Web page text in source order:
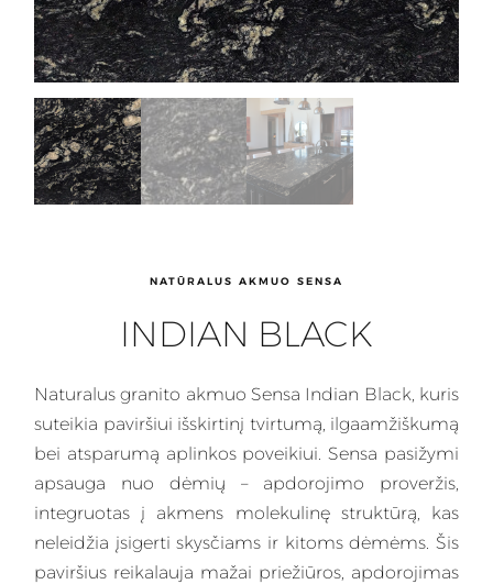
NATŪRALUS AKMUO SENSA
INDIAN BLACK
Naturalus granito akmuo Sensa Indian Black, kuris
suteikia paviršiui išskirtinį tvirtumą, ilgaamžiškumą
bei atsparumą aplinkos poveikiui. Sensa pasižymi
apsauga nuo dėmių – apdorojimo proveržis,
integruotas į akmens molekulinę struktūrą, kas
neleidžia įsigerti skysčiams ir kitoms dėmėms. Šis
paviršius reikalauja mažai priežiūros, apdorojimas